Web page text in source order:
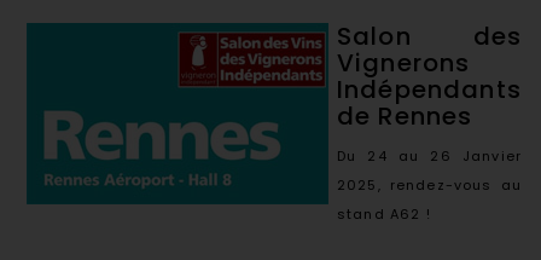
Salon des
Vignerons
Indépendants
de Rennes
Du 24 au 26 Janvier
2025, rendez-vous au
stand A62 !